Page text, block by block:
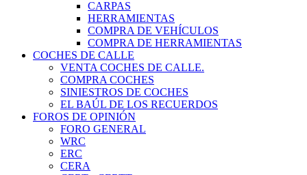
CARPAS
HERRAMIENTAS
COMPRA DE VEHÍCULOS
COMPRA DE HERRAMIENTAS
COCHES DE CALLE
VENTA COCHES DE CALLE.
COMPRA COCHES
SINIESTROS DE COCHES
EL BAÚL DE LOS RECUERDOS
FOROS DE OPINIÓN
FORO GENERAL
WRC
ERC
CERA